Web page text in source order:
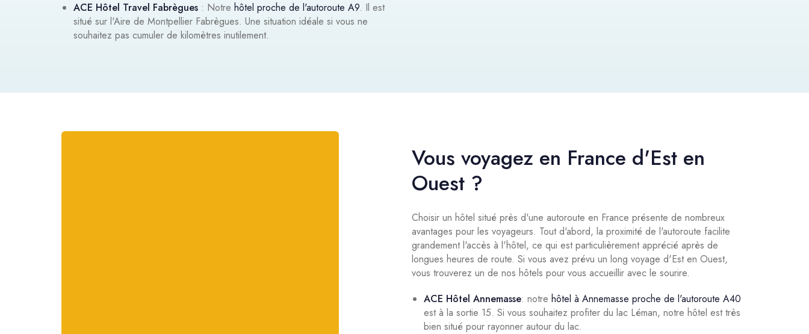
ACE Hôtel Travel Fabrègues : Notre hôtel proche de l'autoroute A9. Il est
situé sur l'Aire de Montpellier Fabrègues. Une situation idéale si vous ne
souhaitez pas cumuler de kilomètres inutilement.
Vous voyagez en France d'Est en
Ouest ?
Choisir un hôtel situé près d'une autoroute en France présente de nombreux
avantages pour les voyageurs. Tout d'abord, la proximité de l'autoroute facilite
grandement l'accès à l'hôtel, ce qui est particulièrement apprécié après de
longues heures de route. Si vous avez prévu un long voyage d'Est en Ouest,
vous trouverez un de nos hôtels pour vous accueillir avec le sourire.
ACE Hôtel Annemasse: notre hôtel à Annemasse proche de l'autoroute A40
est à la sortie 15. Si vous souhaitez profiter du lac Léman, notre hôtel est très
bien situé pour rayonner autour du lac.